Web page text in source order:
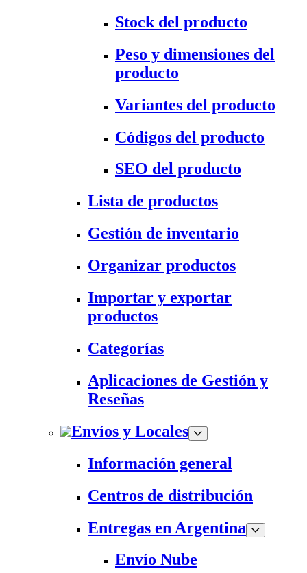
Stock del producto
Peso y dimensiones del
producto
Variantes del producto
Códigos del producto
SEO del producto
Lista de productos
Gestión de inventario
Organizar productos
Importar y exportar
productos
Categorías
Aplicaciones de Gestión y
Reseñas
Envíos y Locales
Información general
Centros de distribución
Entregas en Argentina
Envío Nube